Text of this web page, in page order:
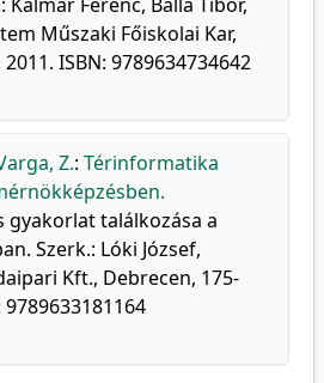
Műszaki Főiskolai Kar,
ISBN: 9789634734642
Z.: Térinformatika
gyakorlat találkozása a
Szerk.: Lóki József,
Kft., Debrecen, 175-
9789633181164